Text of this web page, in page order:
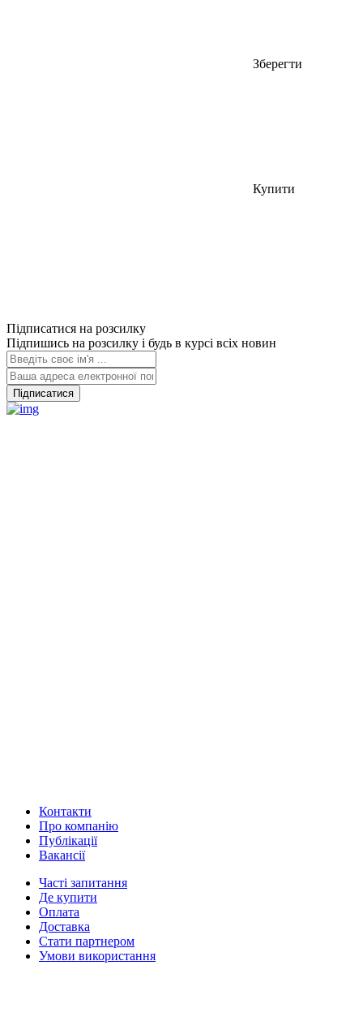
Зберегти
Купити
Підписатися на розсилку
Підпишись на розсилку і будь в курсі всіх новин
Підписатися
Контакти
Про компанію
Публікації
Вакансії
Часті запитання
Де купити
Оплата
Доставка
Стати партнером
Умови використання